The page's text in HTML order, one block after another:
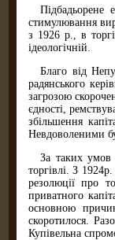
Підбадьорене
стимулювання
з 1926 р., в
ідеологічній.
Благо від
радянського
загрозою
єдності,
збільшення
Невдоволеними
За таких умов
торгівлі. З
резолюції про
приватного
основною
скоротилося.
Купівельна